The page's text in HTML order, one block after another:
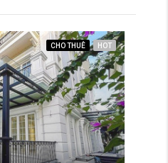
CHO THUÊ HOT